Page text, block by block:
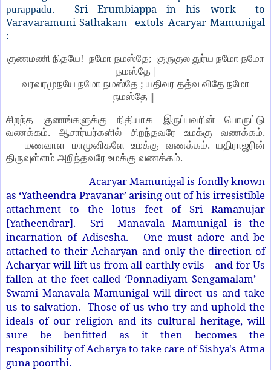
purappadu. Sri Erumbiappa in his work to
Varavaramuni Sathakam extols Acaryar Mamunigal
:
குணமணி நிதயே! நமோ நமஸ்தே; குருகுல துர்ய நமோ நமோ
நமஸ்தே |
வரவரமுநயே நமோ நமஸ்தே ; யதிவர தத்வ விதே நமோ
நமஸ்தே ||
சிறந்த குணங்களுக்கு நிதியாக இருப்பவரின் பொருட்டு
வணக்கம். ஆசார்யர்களில் சிறந்தவரே உமக்கு வணக்கம்.
மணவாள மாமுனிகளே உமக்கு வணக்கம். யதிராஜரின்
திருவுள்ளம் அறிந்தவரே உமக்கு வணக்கம்.
Acaryar Mamunigal is fondly known
as ‘Yatheendra Pravanar’ arising out of his irresistible
attachment to the lotus feet of Sri Ramanujar
[Yatheendrar]. Sri Manavala Mamunigal is the
incarnation of Adisesha. One must adore and be
attached to their Acharyan and only the direction of
Acharyar will lift us from all earthly evils – and for Us
fallen at the feet called ‘Ponnadiyam Sengamalam’ –
Swami Manavala Mamunigal will direct us and take
us to salvation. Those of us who try and uphold the
ideals of our religion and its cultural heritage, will
sure be benfitted as it then becomes the
responsibility of Acharya to take care of Sishya's Atma
guna poorthi.